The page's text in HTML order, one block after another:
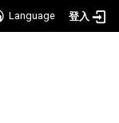
Language 登入